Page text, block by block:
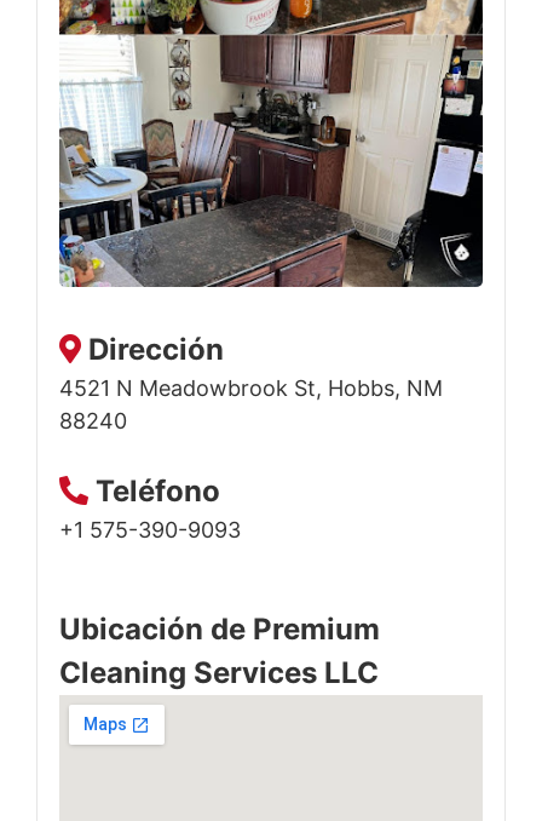
Dirección
4521 N Meadowbrook St, Hobbs, NM
88240
Teléfono
+1 575-390-9093
Ubicación de Premium
Cleaning Services LLC